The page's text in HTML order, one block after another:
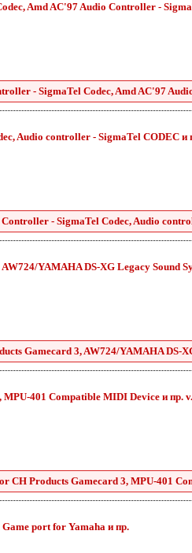
Amd AC'97 Audio Controller -
- SigmaTel Codec, Amd AC'97
Audio controller - SigmaTel CODEC и
- SigmaTel Codec, Audio
YAMAHA DS-XG Legacy Sound
Gamecard 3, AW724/YAMAHA DS-
401 Compatible MIDI Device и пр.
CH Products Gamecard 3, MPU-401
port for Yamaha и пр.